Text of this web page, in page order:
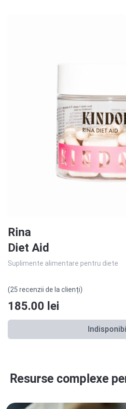
Rina
Diet Aid
Suplimente alimentare pentru diete
(25 recenzii de la clienți)
185.00 lei
Resurse complexe